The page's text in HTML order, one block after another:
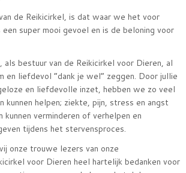
de Reikicirkel, is dat waar we het voor
super mooi gevoel en is de beloning voor
als bestuur van de Reikicirkel voor Dieren, al
en liefdevol “dank je wel” zeggen. Door jullie
en liefdevolle inzet, hebben we zo veel
kunnen helpen; ziekte, pijn, stress en angst
kunnen verminderen of verhelpen en
tijdens het stervensproces.
onze trouwe lezers van onze
voor Dieren heel hartelijk bedanken voor